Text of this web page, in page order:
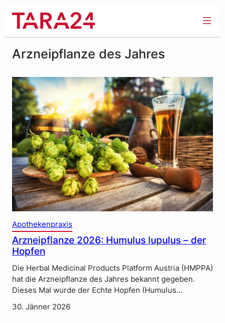
springen
Arzneipflanze des Jahres
Apothekenpraxis
Arzneipflanze 2026: Humulus lupulus – der
Hopfen
Die Herbal Medicinal Products Platform Austria (HMPPA)
hat die Arzneipflanze des Jahres bekannt gegeben.
Dieses Mal wurde der Echte Hopfen (Humulus…
30. Jänner 2026